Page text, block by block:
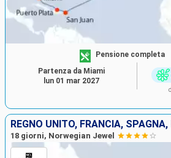
Pensione completa
Partenza da Miami
lun 01 mar 2027
18 giorni, Norwegian Jewel